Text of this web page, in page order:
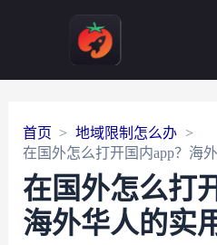
首页
地域限制怎么办
在国外怎么打开国内app？海
在国外怎么打
海外华人的实